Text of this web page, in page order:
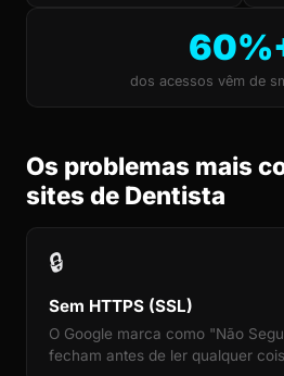
dos acessos vêm de
Os problemas mais
sites de Dentista
🔒
Sem HTTPS (SSL)
O Google marca como "Não
fecham antes de ler qualquer